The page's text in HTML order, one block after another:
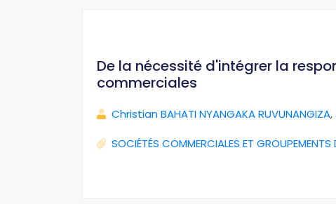
De la nécessité d'intégrer la
commerciales
Christian BAHATI NYANGAKA RUVUNANGIZA,
SOCIÉTÉS COMMERCIALES ET